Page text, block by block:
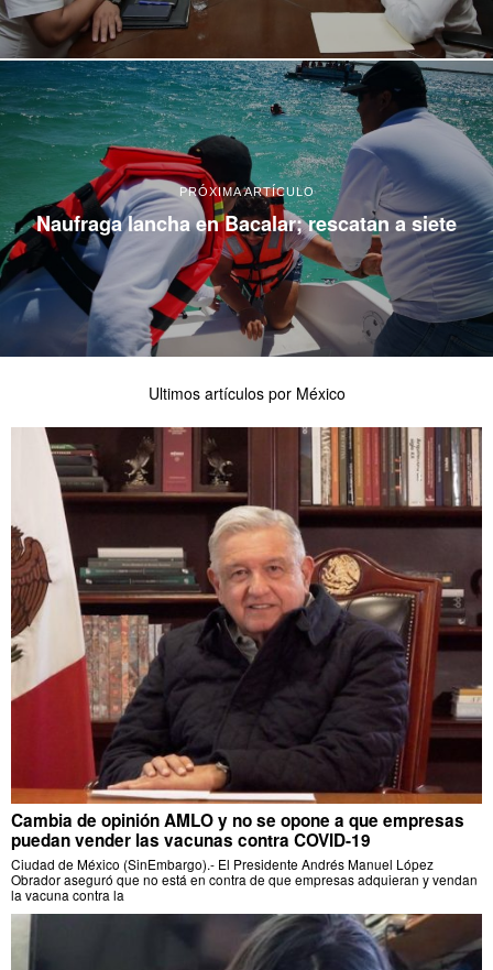
PRÓXIMA ARTÍCULO
Naufraga lancha en Bacalar; rescatan a siete
Ultimos artículos por México
Cambia de opinión AMLO y no se opone a que empresas
puedan vender las vacunas contra COVID-19
Ciudad de México (SinEmbargo).- El Presidente Andrés Manuel López
Obrador aseguró que no está en contra de que empresas adquieran y vendan
la vacuna contra la